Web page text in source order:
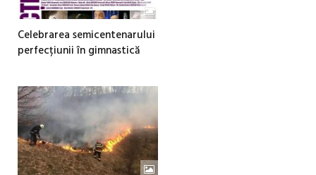
Celebrarea semicentenarului
perfecțiunii în gimnastică